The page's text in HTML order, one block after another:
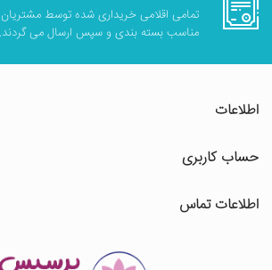
تمامی اقلامی خریداری شده توسط
مناسب بسته بندی و سپس ارسال می گردند.
اطلاعات
حساب کاربری
اطلاعات تماس